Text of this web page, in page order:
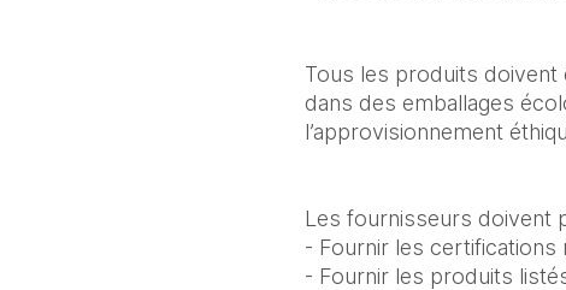
Tous les produits doivent
dans des emballages
l’approvisionnement
Les fournisseurs doivent
- Fournir les certifications
- Fournir les produits